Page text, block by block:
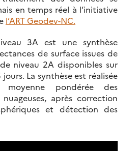
en temps réel à l’initiative
l’ART Geodev-NC.
3A est une synthèse
de surface issues de
niveau 2A disponibles sur
La synthèse est réalisée
pondérée des
après correction
et détection des